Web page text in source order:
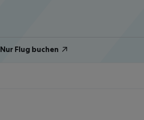
Nur Flug buchen